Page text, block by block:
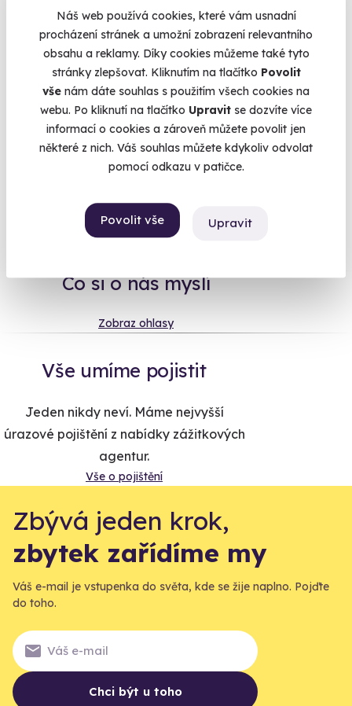
Náš web používá cookies, které vám usnadní
procházení stránek a umožní zobrazení relevantního
obsahu a reklamy. Díky cookies můžeme také tyto
stránky zlepšovat. Kliknutím na tlačítko Povolit
vše nám dáte souhlas s použitím všech cookies na
webu. Po kliknutí na tlačítko Upravit se dozvíte více
informací o cookies a zároveň můžete povolit jen
některé z nich. Váš souhlas můžete kdykoliv odvolat
pomocí odkazu v patičce.
Povolit vše Upravit
Už 18 let si s námi můžete po práci skočit s padákem nebo
utéct z kanceláře do jiného světa. Na oslavu jsme pro Vás
proto sestavili tuhle speciální kolekci. Nejsou to ale jen
náhodné zážitky - je to pečlivý výběr nejoblíbenějších zážitků
za celou naši historii. Takové naše "best of" toho nejlepšího,
co s námi můžete zažít. Který zážitek dnes promění Váš
všední den v neobyčejný? Více
Naheureka.cz
96% spokojenost zákazníků.
Co si o nás myslí
Zobraz ohlasy
Vše umíme pojistit
Jeden nikdy neví. Máme nejvyšší
úrazové pojištění z nabídky zážitkových
agentur.
Vše o pojištění
Zbývá jeden krok,
zbytek zařídíme my
Váš e-mail je vstupenka do světa, kde se žije naplno. Pojďte
do toho.
Chci být u toho